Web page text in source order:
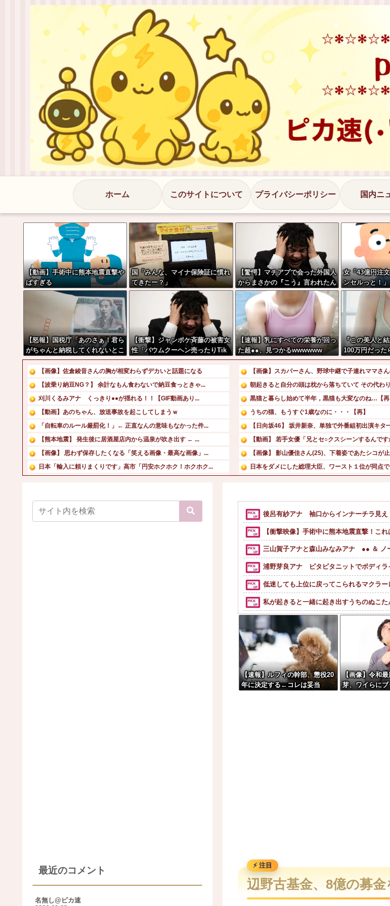
ホーム このサイトについて プライバシーポリシー 国内ニ
【動画】手術中に熊本地震直撃や
ばすぎる
国「みんな、マイナ保険証に慣れ
てきたー？」
【驚愕】マチアプで会った外国人
からまさかの『こう』言われたん
やがこれワイ詰み
か？？？？？？？
女「43億円注
ンセルっと！
【怒報】国税庁「あのさぁ！君ら
がちゃんと納税してくれないとこ
うなっちゃうけどどうする？！」
←これw w w w w w w w
【衝撃】ジャンポケ斉藤の被害女
性「バウムクーヘン売ったりTik
Tokライブしててムカついたから
示談しなかった」←コレってさ…
【速報】乳にすべての栄養が回っ
た超●●、見つかるwwwwww
『この美人と
100万円だった
ww
【画像】佐倉綾音さんの胸が相変わらずデカいと話題になる
【波乗り納豆NG？】 余計なもん食わないで納豆食っときゃ...
刈川くるみアナ くっきり●●が揺れる！！【GIF動画あり...
【動画】あのちゃん、放送事故を起こしてしまうｗ
「自転車のルール厳罰化！」← 正直なんの意味もなかった件...
【熊本地震】 発生後に居酒屋店内から温泉が吹き出す ← ...
【画像】 思わず保存したくなる「笑える画像・最高な画像」...
日本「輸入に頼りまくりです」高市「円安ホクホク！ホクホク...
【画像】ほぼ全裸なドスケベコスプレイヤーの身体がエロすぎ...
【動画】最近のJKダンス部、デカパイが大暴れ
【画像】スカパーさん、野球中継で子連れママさ
朝起きると自分の頭は枕から落ちていて その代わ
黒猫と暮らし始めて半年，黒猫も大変なのね…【再
うちの猫、もうすぐ1歳なのに・・・【再】
【日向坂46】 坂井新奈、単独で外番組初出演キ
【動画】 若手女優「兄とセ○クスシーンするんで
【画像】 影山優佳さん(25)、下着姿であたシコが
日本をダメにした総理大臣、ワースト１位が同点
中居正広さん、熊本に多額の寄付していた。知人「
【ﾒﾛﾒﾛ】杉山結菜ちゃんとスイカwww
後呂有紗アナ 袖口からインナーチラ見え
【衝撃映像】手術中に熊本地震直撃！こ
三山賀子アナと森山みなみアナ ●● ＆ ノ
浦野芽良アナ ピタピタニットでボディラ
低迷しても上位に戻ってこられるマクラ
私が起きると一緒に起き出すうちのぬこ
移民ベトナム女達の宅飲み、レベチｗｗ
【画像】ディズニーのおいなり巻（600
【画像】愛知の半グレ、怖すぎる→御尊
【画像】令和最新版の剛力彩芽、ワイら
【動画】手術中に熊本地震直撃やばすぎる
【動画】自動ドアの仕組みを理解した富
【動画】よく助けられたな。岐阜の川で
【動画】逃げる判断はやっ！埼玉でスマ
【速報】ルフィの幹部、懲役20
年に決定する←コレは妥当
【画像】令和
芽、ワイらに
辺野古基金、8億の募
最近のコメント
名無し@ピカ速